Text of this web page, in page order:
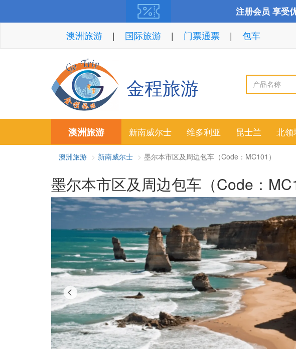
注册会员 享受
澳洲旅游 国际旅游 门票通票 包车
金程旅游
澳洲旅游 新南威尔士 维多利亚 昆士兰 北领
澳洲旅游 新南威尔士 墨尔本市区及周边包车（Code：MC101）
墨尔本市区及周边包车（Code：